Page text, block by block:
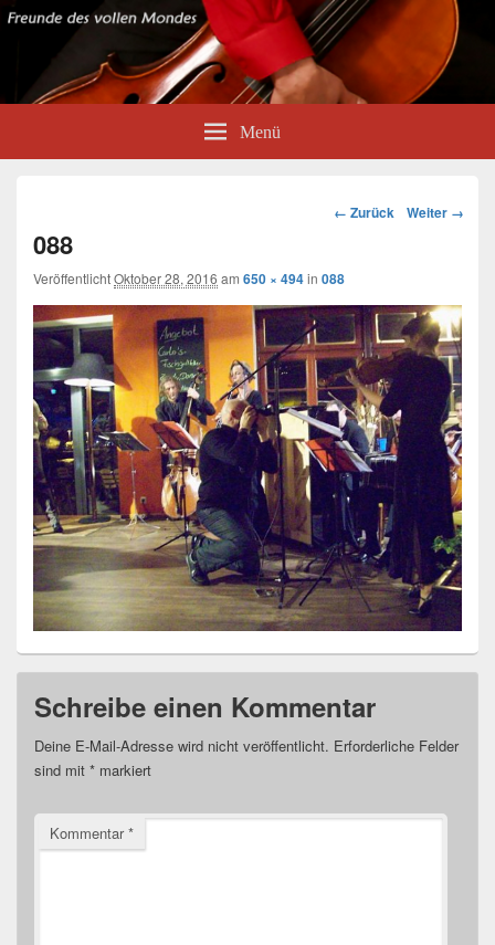
Menü
Bild-
← Zurück Weiter →
088
VeröffentlichtOktober 28, 2016 am 650 × 494in 088
Schreibe einen Kommentar
Deine E-Mail-Adresse wird nicht veröffentlicht. Erforderliche Felder
sind mit * markiert
Kommentar*